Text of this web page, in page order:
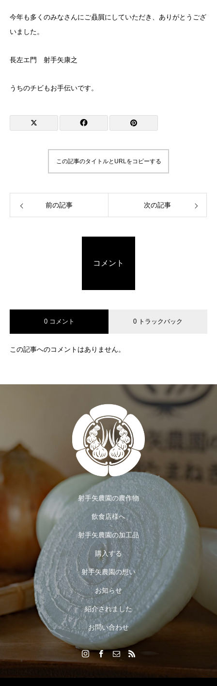
今年も多くのみなさんにご贔屓にしていただき、ありがとうござ
いました。
長左エ門 射手矢康之
うちのチビもお手伝いです。
この記事のタイトルとURLをコピーする
前の記事 次の記事
コメント
0 コメント 0 トラックバック
この記事へのコメントはありません。
射手矢農園の農作物
飲食店様へ
射手矢農園の加工品
購入する
射手矢農園の想い
お知らせ
紹介されました
お問い合わせ